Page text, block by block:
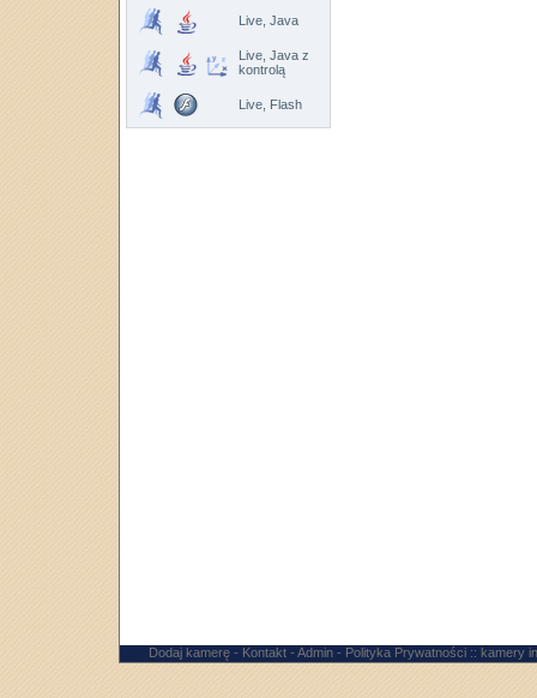
Live, Java
Live, Java z
kontrolą
Live, Flash
Dodaj kamerę - Kontakt - Admin - Polityka Prywatności :: kamery